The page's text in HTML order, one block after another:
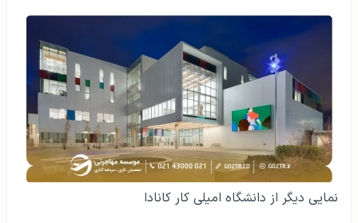
نمایی دیگر از دانشگاه امیلی کار کانادا